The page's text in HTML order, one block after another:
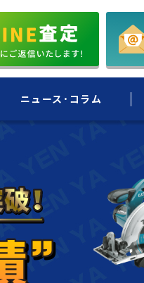
ニュース･コラム